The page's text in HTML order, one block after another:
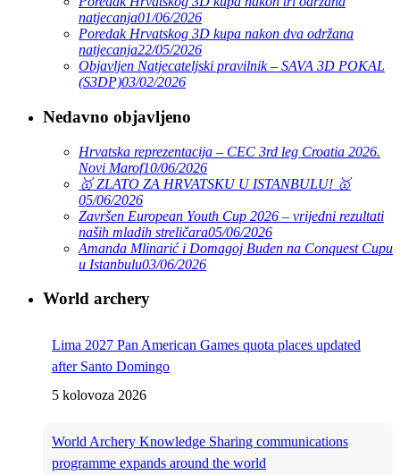
natjecanja01/06/2026
Poredak Hrvatskog 3D kupa nakon dva održana
natjecanja22/05/2026
Objavljen Natjecateljski pravilnik – SAVA 3D POKAL
(S3DP)03/02/2026
Nedavno objavljeno
Hrvatska reprezentacija – CEC 3rd leg Croatia 2026.
Novi Marof10/06/2026
🥇 ZLATO ZA HRVATSKU U ISTANBULU! 🥇
05/06/2026
Završen European Youth Cup 2026 – vrijedni rezultati
naših mladih streličara05/06/2026
Amanda Mlinarić i Domagoj Buden na Conquest Cupu
u Istanbulu03/06/2026
World archery
Lima 2027 Pan American Games quota places updated
after Santo Domingo
5 kolovoza 2026
World Archery Knowledge Sharing communications
programme expands around the world